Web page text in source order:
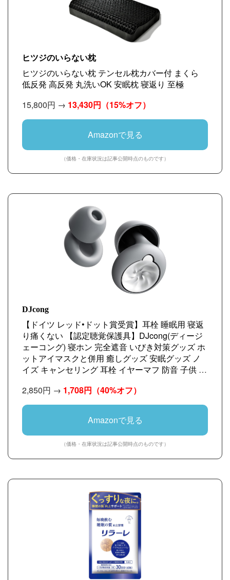
ヒツジのいらない枕
ヒツジのいらない枕 テンセル枕カバー付 まくら
低反発 高反発 丸洗いOK 安眠枕 寝返り 至極
15,800円 → 13,430円 （15%オフ）
Amazonで見る
（価格・在庫状況は記事公開時点のものです）
DJcong
【ドイツ レッド•ドット賞受賞】耳栓 睡眠用 寝返
り痛くない 【認定聴覚保護具】DJcong(ディージ
ェーコング) 寝ホン 完全遮音 いびき対策グッズ ホ
ットアイマスクと併用 癒しグッズ 安眠グッズ ノ
イズ キャンセリング 耳栓 イヤーマフ 防音 子供 大
ライブ イヤープラグ 誕生日プレゼント 男性 女性
ギフト 母の日 父の日 敬老の日 収納ポーチ付(グレ
2,850円 → 1,708円 （40%オフ）
Amazonで見る
（価格・在庫状況は記事公開時点のものです）